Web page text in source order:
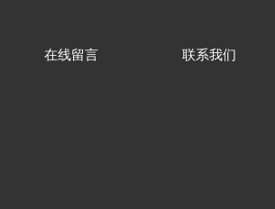
在线留言 联系我们